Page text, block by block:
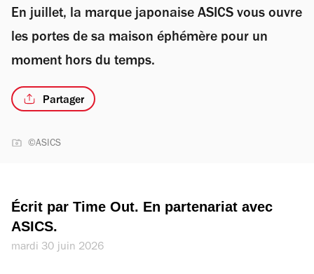
En juillet, la marque japonaise ASICS vous ouvre
les portes de sa maison éphémère pour un
moment hors du temps.
Partager
©ASICS
Écrit par Time Out. En partenariat avec
ASICS.
mardi 30 juin 2026